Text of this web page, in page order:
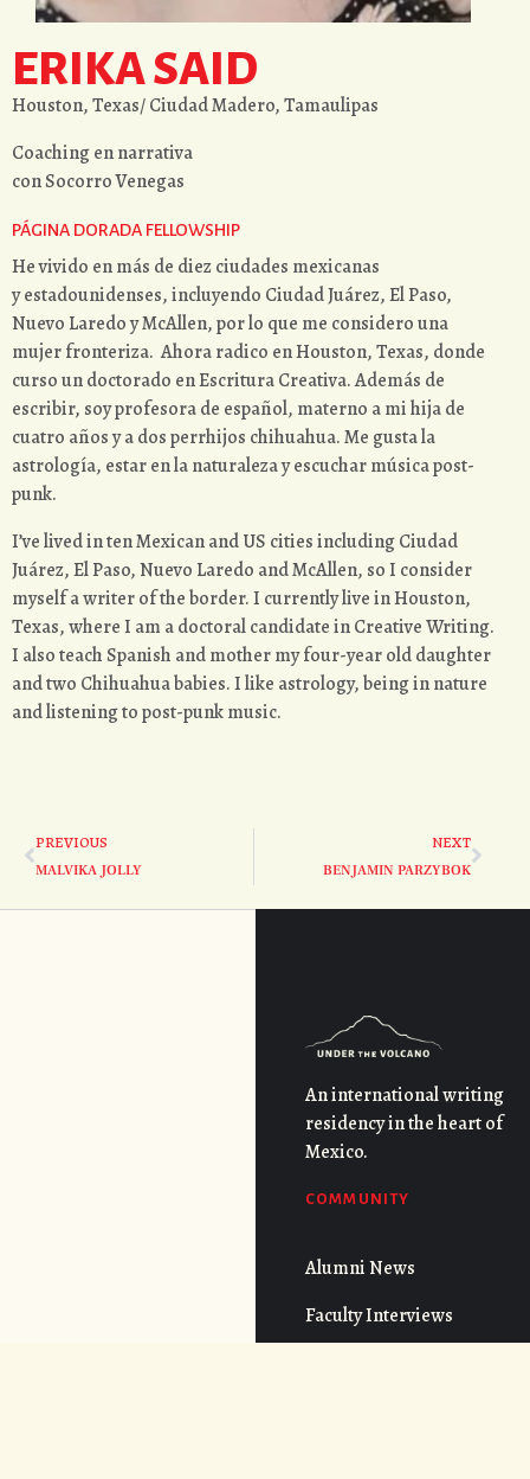
ERIKA SAID
Houston, Texas/ Ciudad Madero, Tamaulipas
Coaching en narrativa
con Socorro Venegas
PÁGINA DORADA FELLOWSHIP
He vivido en más de diez ciudades mexicanas
y estadounidenses, incluyendo Ciudad Juárez, El Paso,
Nuevo Laredo y McAllen, por lo que me considero una
mujer fronteriza. Ahora radico en Houston, Texas, donde
curso un doctorado en Escritura Creativa. Además de
escribir, soy profesora de español, materno a mi hija de
cuatro años y a dos perrhijos chihuahua. Me gusta la
astrología, estar en la naturaleza y escuchar música post-
punk.
I’ve lived in ten Mexican and US cities including Ciudad
Juárez, El Paso, Nuevo Laredo and McAllen, so I consider
myself a writer of the border. I currently live in Houston,
Texas, where I am a doctoral candidate in Creative Writing.
I also teach Spanish and mother my four-year old daughter
and two Chihuahua babies. I like astrology, being in nature
and listening to post-punk music.
PREVIOUS
MALVIKA JOLLY
NEXT
BENJAMIN PARZYBOK
An international writing
residency in the heart of
Mexico.
COMMUNITY
Alumni News
Faculty Interviews